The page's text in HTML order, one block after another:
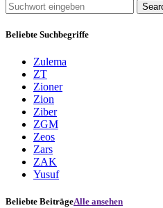
Beliebte Suchbegriffe
Zulema
ZT
Zioner
Zion
Ziber
ZGM
Zeos
Zars
ZAK
Yusuf
Beliebte BeiträgeAlle ansehen